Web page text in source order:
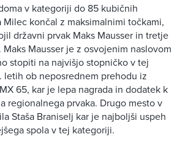
v kategoriji do 85 kubičnih
končal z maksimalnimi točkami,
državni prvak Maks Mausser in tretje
Mausser je z osvojenim naslovom
stopiti na najvišjo stopničko v tej
letih ob neposrednem prehodu iz
65, kar je lepa nagrada in dodatek k
regionalnega prvaka. Drugo mesto v
Staša Braniselj kar je najboljši uspeh
spola v tej kategoriji.